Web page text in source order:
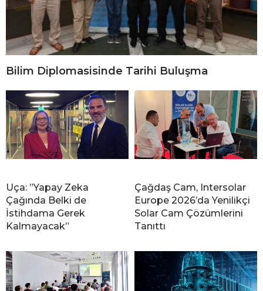
Bilim Diplomasisinde Tarihi Buluşma
Uça: ”Yapay Zeka
Çağında Belki de
İstihdama Gerek
Kalmayacak”
Çağdaş Cam, Intersolar
Europe 2026’da Yenilikçi
Solar Cam Çözümlerini
Tanıttı